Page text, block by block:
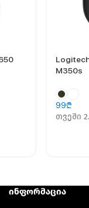
M350s
99₾
თვეში
ინფორმაცია